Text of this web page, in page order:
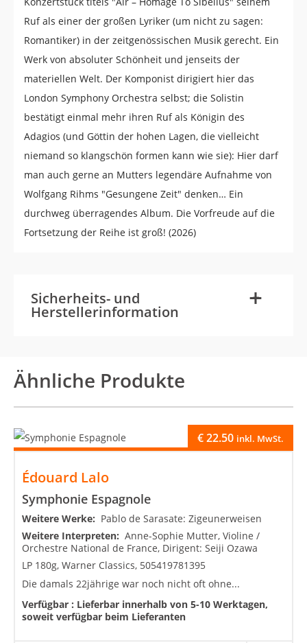
Ruf als einer der großen Lyriker (um nicht zu sagen:
Romantiker) in der zeitgenössischen Musik gerecht. Ein
Werk von absoluter Schönheit und jenseits der
materiellen Welt. Der Komponist dirigiert hier das
London Symphony Orchestra selbst; die Solistin
bestätigt einmal mehr ihren Ruf als Königin des
Adagios (und Göttin der hohen Lagen, die vielleicht
niemand so klangschön formen kann wie sie): Hier darf
man auch gerne an Mutters legendäre Aufnahme von
Wolfgang Rihms "Gesungene Zeit" denken… Ein
durchweg überragendes Album. Die Vorfreude auf die
Fortsetzung der Reihe ist groß! (2026)
Sicherheits- und
Herstellerinformation +
-
Ähnliche Produkte
Édouard Lalo
Symphonie Espagnole
€22.50 inkl. MwSt.
Weitere Werke: Pablo de Sarasate: Zigeunerweisen
Weitere Interpreten: Anne-Sophie Mutter, Violine /
Orchestre National de France, Dirigent: Seiji Ozawa
LP 180g, Warner Classics, 505419781395
Die damals 22jährige war noch nicht oft ohne...
Verfügbar : Lieferbar innerhalb von 5-10 Werktagen,
soweit verfügbar beim Lieferanten